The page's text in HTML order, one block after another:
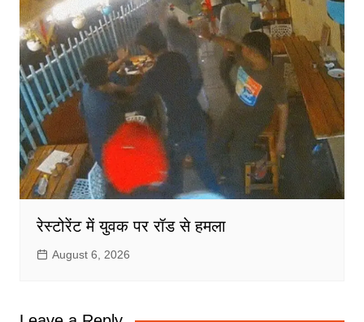
रेस्टोरेंट में युवक पर रॉड से हमला
August 6, 2026